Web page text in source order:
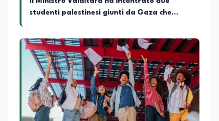
operatori del settore educativo. È inoltre
docente di Comunicazione presso la
mediazione linguistica, dove mette a
disposizione delle nuove generazioni di
professionisti della comunicazione il
proprio bagaglio di competenze
giornalistiche, analitiche e accademiche.
studenti palestinesi giunti da Gaza che